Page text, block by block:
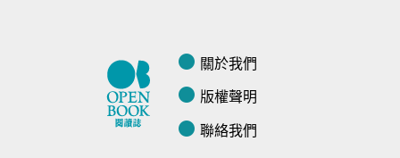
關於我們
版權聲明
聯絡我們